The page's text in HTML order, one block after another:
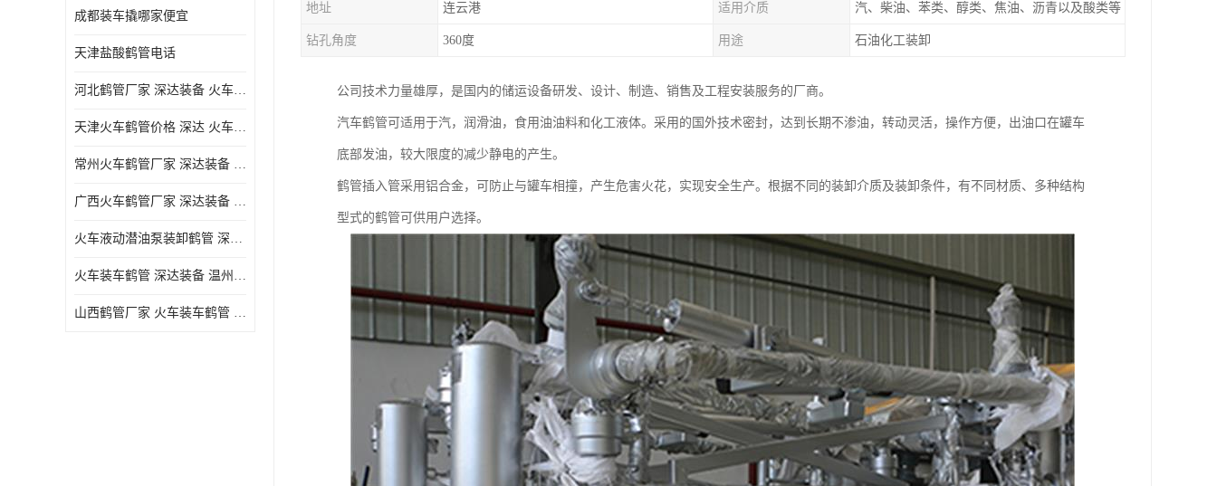
成都装车撬哪家便宜
天津盐酸鹤管电话
河北鹤管厂家 深达装备 火车液动潜油泵装卸鹤管
天津火车鹤管价格 深达 火车鹤管系列
常州火车鹤管厂家 深达装备 火车鹤管系列
广西火车鹤管厂家 深达装备 火车鹤管系列
火车液动潜油泵装卸鹤管 深达装备 安徽火车鹤管厂家
火车装车鹤管 深达装备 温州鹤管价格
山西鹤管厂家 火车装车鹤管 深达
地址 连云港 适用介质 汽、柴油、苯类、醇类、焦油、沥青以及酸类等
钻孔角度 360度 用途 石油化工装卸
公司技术力量雄厚，是国内的储运设备研发、设计、制造、销售及工程安装服务的厂商。
汽车鹤管可适用于汽，润滑油，食用油油料和化工液体。采用的国外技术密封，达到长期不渗油，转动灵活，操作方便，出油口在罐车
底部发油，较大限度的减少静电的产生。
鹤管插入管采用铝合金，可防止与罐车相撞，产生危害火花，实现安全生产。根据不同的装卸介质及装卸条件，有不同材质、多种结构
型式的鹤管可供用户选择。